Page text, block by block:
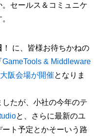
セールス＆コミュニケ
！ に、皆様お待ちかねの
GameTools & Middleware
大阪会場が開催となりま
たが、小社の今年のテ
と、さらに最新のユ
ト予定とかそーいう路